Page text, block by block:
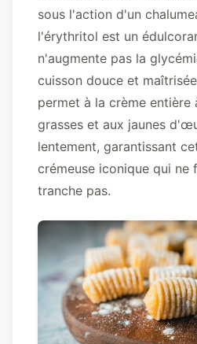
sous l'action d'un
l'érythritol est un
n'augmente pas la
cuisson douce et
permet à la crème entière
grasses et aux jaunes
lentement, garantissant
crémeuse iconique qui ne
tranche pas.